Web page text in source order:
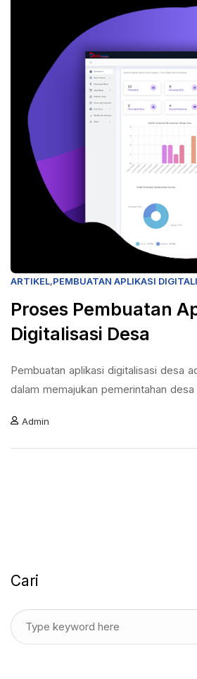
ARTIKEL,PEMBUATAN APLIKASI
Proses Pembuatan
Digitalisasi Desa
Pembuatan aplikasi digitalisasi desa
dalam memajukan pemerintahan
Admin
Cari